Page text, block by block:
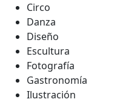
Circo
Danza
Diseño
Escultura
Fotografía
Gastronomía
Ilustración